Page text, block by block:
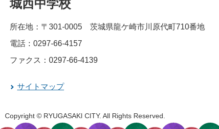
城西中学校
所在地：〒301-0005 茨城県龍ケ崎市川原代町710番地
電話：0297-66-4157
ファクス：0297-66-4139
サイトマップ
Copyright © RYUGASAKI CITY. All Rights Reserved.